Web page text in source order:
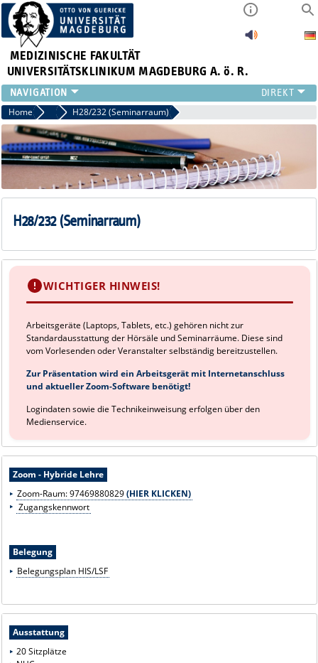
MEDIZINISCHE FAKULTÄT
UNIVERSITÄTSKLINIKUM MAGDEBURG A. ö. R.
INSTITUTE
KLINIKEN
ZENTRALE EINRICHTUNGEN
FORSCHUNG
ÜBER UNS
INTERNATIONAL
Home Seminarräume
H28/232 (Seminarraum)
H28/232 (Seminarraum)
WICHTIGER HINWEIS!
Arbeitsgeräte (Laptops, Tablets, etc.) gehören nicht zur
Standardausstattung der Hörsäle und Seminarräume. Diese sind
vom Vorlesenden oder Veranstalter selbständig bereitzustellen.
Zur Präsentation wird ein Arbeitsgerät mit Internetanschluss
und aktueller Zoom-Software benötigt!
Logindaten sowie die Technikeinweisung erfolgen über den
Medienservice.
Zoom - Hybride Lehre
Zoom-Raum:97469880829(HIER KLICKEN)
Zugangskennwort
Belegung
Belegungsplan HIS/LSF
Ausstattung
20 Sitzplätze